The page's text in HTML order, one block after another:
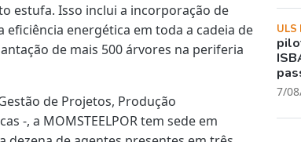
estufa. Isso inclui a incorporação de
energética em toda a cadeia de
de mais 500 árvores na periferia
de Projetos, Produção
-, a MOMSTEELPOR tem sede em
ULS
7/